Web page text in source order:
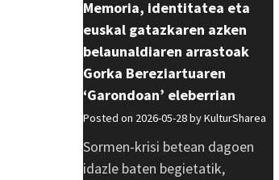
Memoria, identitatea eta
euskal gatazkaren azken
belaunaldiaren arrastoak
Gorka Bereziartuaren
‘Garondoan’ eleberrian
Posted on 2026-05-28 byKulturSharea
Sormen-krisi betean dagoen
idazle baten begietatik,